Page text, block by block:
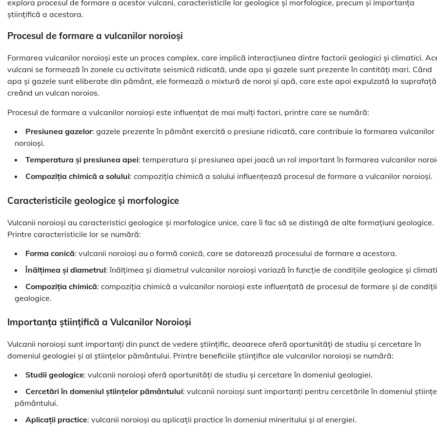
explora procesul de formare a acestor vulcani, caracteristicile lor geologice și morfologice, precum și importanța
științifică a acestora.
Procesul de formare a vulcanilor noroioși
Formarea vulcanilor noroioși este un proces complex, care implică interacțiunea dintre factorii geologici și climatici.
vulcani se formează în zonele cu activitate seismică ridicată, unde apa și gazele sunt prezente în cantități mari. Când
apa și gazele sunt eliberate din pământ, ele formează o mixtură de noroi și apă, care este apoi expulzată la
creând un vulcan noroios.
Procesul de formare a vulcanilor noroioși este influențat de mai mulți factori, printre care se numără:
Presiunea gazelor: gazele prezente în pământ exercită o presiune ridicată, care contribuie la formarea vulcanilor
noroioși.
Temperatura și presiunea apei: temperatura și presiunea apei joacă un rol important în formarea vulcanilor
Compoziția chimică a solului: compoziția chimică a solului influențează procesul de formare a vulcanilor noroioși.
Caracteristicile geologice și morfologice
Vulcanii noroioși au caracteristici geologice și morfologice unice, care îi fac să se distingă de alte formațiuni geologice.
Printre caracteristicile lor se numără:
Forma conică: vulcanii noroioși au o formă conică, care se datorează procesului de formare a acestora.
Înălțimea și diametrul: înălțimea și diametrul vulcanilor noroioși variază în funcție de condițiile geologice și
Compoziția chimică: compoziția chimică a vulcanilor noroioși este influențată de procesul de formare și de
geologice.
Importanța științifică a Vulcanilor Noroioși
Vulcanii noroioși sunt importanți din punct de vedere științific, deoarece oferă oportunități de studiu și cercetare în
domeniul geologiei și al științelor pământului. Printre beneficiile științifice ale vulcanilor noroioși se numără:
Studii geologice: vulcanii noroioși oferă oportunități de studiu și cercetare în domeniul geologiei.
Cercetări în domeniul științelor pământului: vulcanii noroioși sunt importanți pentru cercetările în domeniul
pământului.
Aplicații practice: vulcanii noroioși au aplicații practice în domeniul mineritului și al energiei.